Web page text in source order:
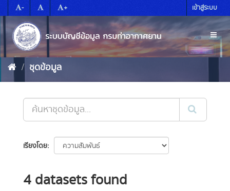
to
content
- + เข้าสู่ระบบ
ชุดข้อมูล
เรียงโดย
4 datasets found